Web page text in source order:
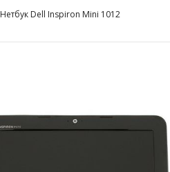
Нетбук Dell Inspiron Mini 1012